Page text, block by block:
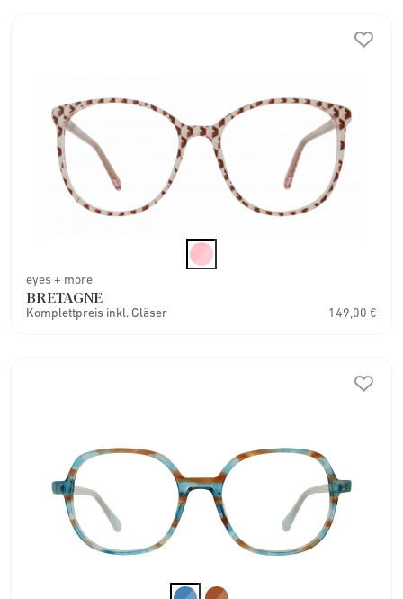
eyes + more
BRETAGNE
Komplettpreis inkl. Gläser 149,00 €